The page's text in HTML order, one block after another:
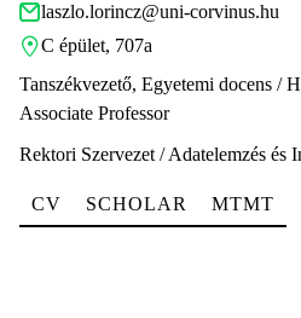
laszlo.lorincz@uni-corvinus.hu
C épület, 707a
Tanszékvezető, Egyetemi docens /
Associate Professor
Rektori Szervezet / Adatelemzés és
CV SCHOLAR MTMT